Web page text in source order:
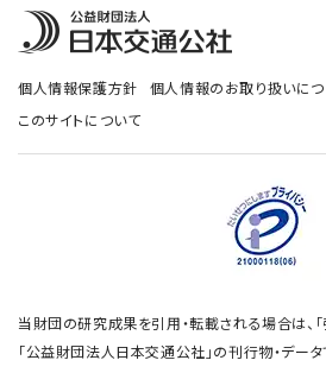
個人情報保護方針 個人情報のお取り扱いに
このサイトについて
当財団の研究成果を引用・転載される場合は、
「公益財団法人日本交通公社」の刊行物・デー